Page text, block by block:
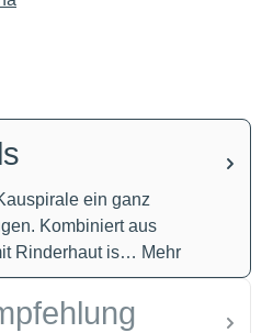
ein ganz
Kombiniert aus
Rinderhaut is… Mehr